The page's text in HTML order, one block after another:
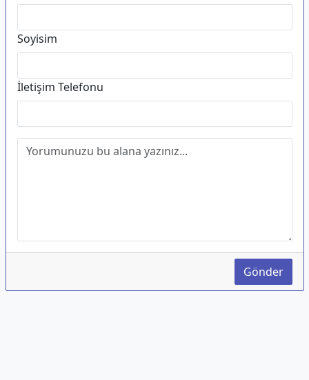
Soyisim
İletişim Telefonu
Gönder